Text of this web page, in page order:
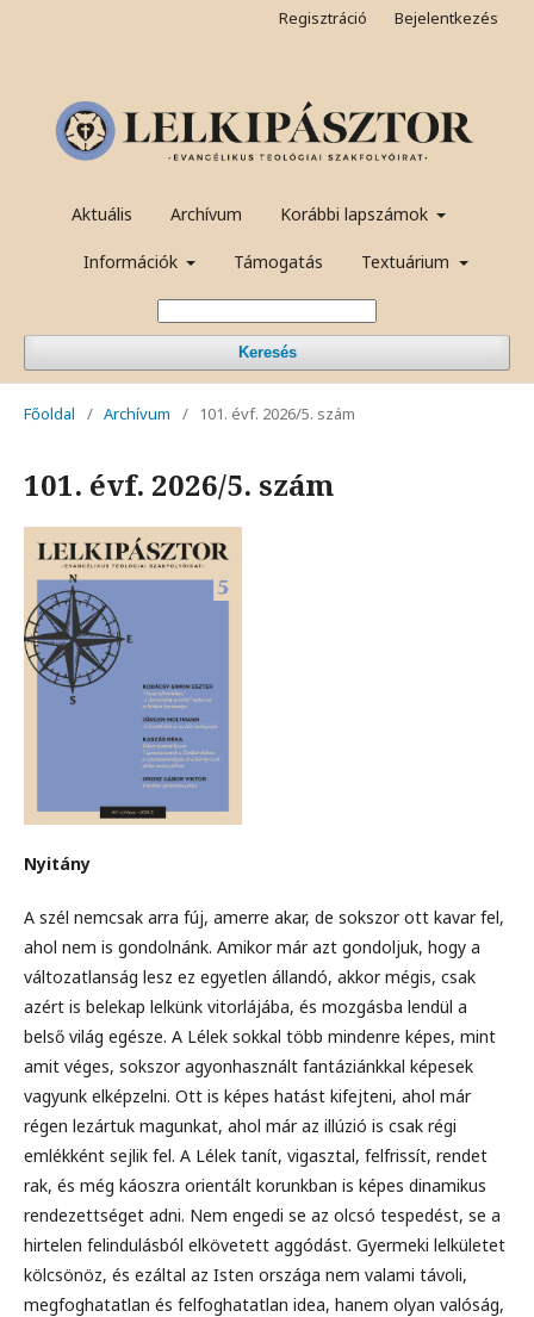
Aktuális Archívum Korábbi lapszámok
Információk Támogatás Textuárium
Keresés
Regisztráció Bejelentkezés
Főoldal / Archívum / 101. évf. 2026/5. szám
101. évf. 2026/5. szám
Nyitány
A szél nemcsak arra fúj, amerre akar, de sokszor ott kavar fel,
ahol nem is gondolnánk. Amikor már azt gondoljuk, hogy a
változatlanság lesz ez egyetlen állandó, akkor mégis, csak
azért is belekap lelkünk vitorlájába, és mozgásba lendül a
belső világ egésze. A Lélek sokkal több mindenre képes, mint
amit véges, sokszor agyonhasznált fantáziánkkal képesek
vagyunk elképzelni. Ott is képes hatást kifejteni, ahol már
régen lezártuk magunkat, ahol már az illúzió is csak régi
emlékként sejlik fel. A Lélek tanít, vigasztal, felfrissít, rendet
rak, és még káoszra orientált korunkban is képes dinamikus
rendezettséget adni. Nem engedi se az olcsó tespedést, se a
hirtelen felindulásból elkövetett aggódást. Gyermeki lelkületet
kölcsönöz, és ezáltal az Isten országa nem valami távoli,
megfoghatatlan és felfoghatatlan idea, hanem olyan valóság,